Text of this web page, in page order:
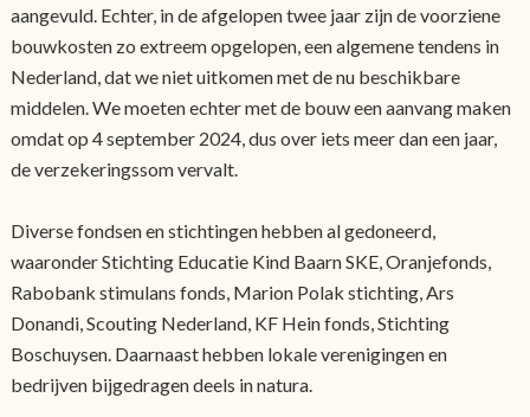
aangevuld. Echter, in de afgelopen twee jaar zijn de voorziene
bouwkosten zo extreem opgelopen, een algemene tendens in
Nederland, dat we niet uitkomen met de nu beschikbare
middelen. We moeten echter met de bouw een aanvang maken
omdat op 4 september 2024, dus over iets meer dan een jaar,
de verzekeringssom vervalt.
Diverse fondsen en stichtingen hebben al gedoneerd,
waaronder Stichting Educatie Kind Baarn SKE, Oranjefonds,
Rabobank stimulans fonds, Marion Polak stichting, Ars
Donandi, Scouting Nederland, KF Hein fonds, Stichting
Boschuysen. Daarnaast hebben lokale verenigingen en
bedrijven bijgedragen deels in natura.